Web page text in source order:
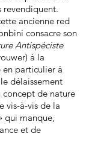
revendiquent.
ancienne red
consacre son
Antispéciste
à la
en particulier à
délaissement
concept de nature
vis-à-vis de la
qui manque,
et de